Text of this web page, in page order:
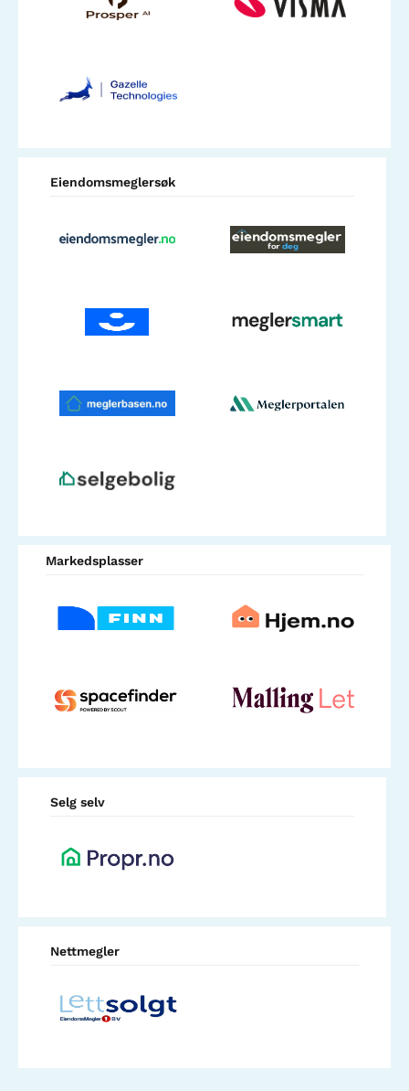
Eiendomsmeglersøk
Markedsplasser
Selg selv
Nettmegler